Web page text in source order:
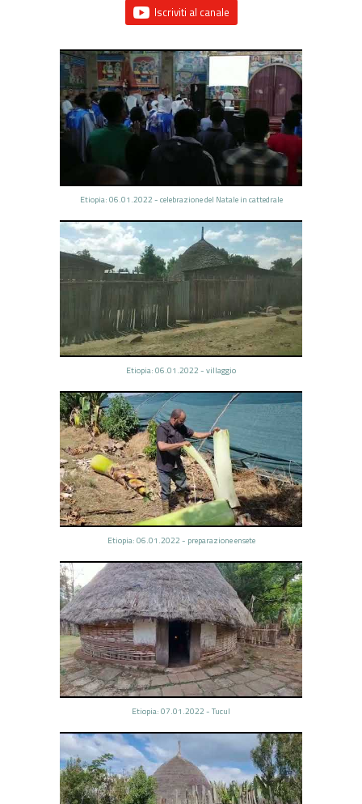
Iscriviti al canale
Etiopia: 06.01.2022 - celebrazione del Natale in cattedrale
Etiopia: 06.01.2022 - villaggio
Etiopia: 06.01.2022 - preparazione ensete
Etiopia: 07.01.2022 - Tucul